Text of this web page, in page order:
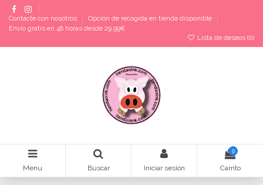
Contacte con nosotros
Opción de recogida en tienda disponible
Envío gratis en 48 horas desde 29,99€
Lista de deseos (0)
Menu Buscar Iniciar sesión
0
Carrito